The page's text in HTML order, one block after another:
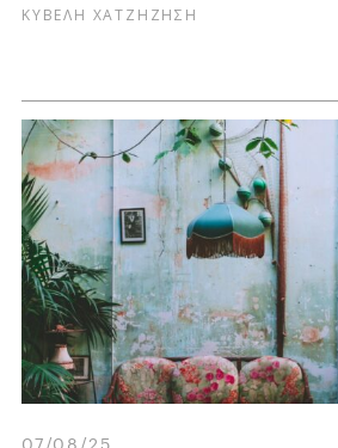
ΚΥΒΕΛΗ ΧΑΤΖΗΖΗΣΗ
07/08/25